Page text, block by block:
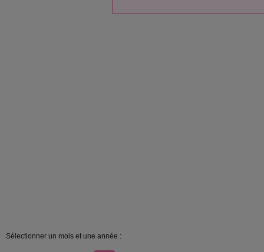
Sélectionner un mois et une année :